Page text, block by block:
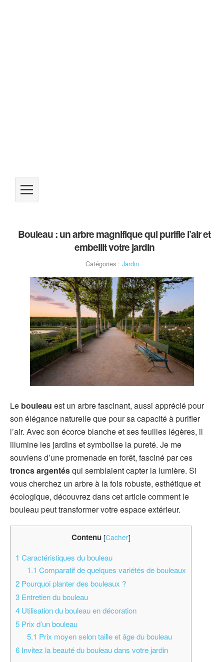
Bouleau : un arbre magnifique qui purifie l’air et
embellit votre jardin
Catégories : Jardin
Le bouleau est un arbre fascinant, aussi apprécié pour
son élégance naturelle que pour sa capacité à purifier
l’air. Avec son écorce blanche et ses feuilles légères, il
illumine les jardins et symbolise la pureté. Je me
souviens d’une promenade en forêt, fasciné par ces
troncs argentésqui semblaient capter la lumière. Si
vous cherchez un arbre à la fois robuste, esthétique et
écologique, découvrez dans cet article comment le
bouleau peut transformer votre espace extérieur.
Contenu [Cacher]
1 Caractéristiques du bouleau
1.1 Comparatif de quelques variétés de bouleaux
2 Pourquoi planter des bouleaux ?
3 Entretien du bouleau
4 Utilisation du bouleau en décoration
5 Prix d’un bouleau
5.1 Prix moyen selon taille et âge du bouleau
6 Invitez la beauté du bouleau dans votre jardin